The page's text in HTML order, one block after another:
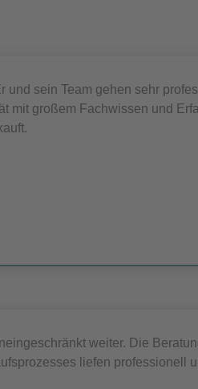
und sein Team gehen sehr
mit großem Fachwissen und
weiter. Die
liefen professionell